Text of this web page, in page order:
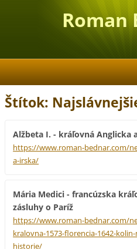
Roman
Štítok:
Alžbeta I. - kráľovná Anglicka
https://www.roman-bednar.com/
a-irska/
Mária Medici - francúzska
zásluhy o Paríž
https://www.roman-bednar.com/
kralovna-1573-florencia-1642-
historie/